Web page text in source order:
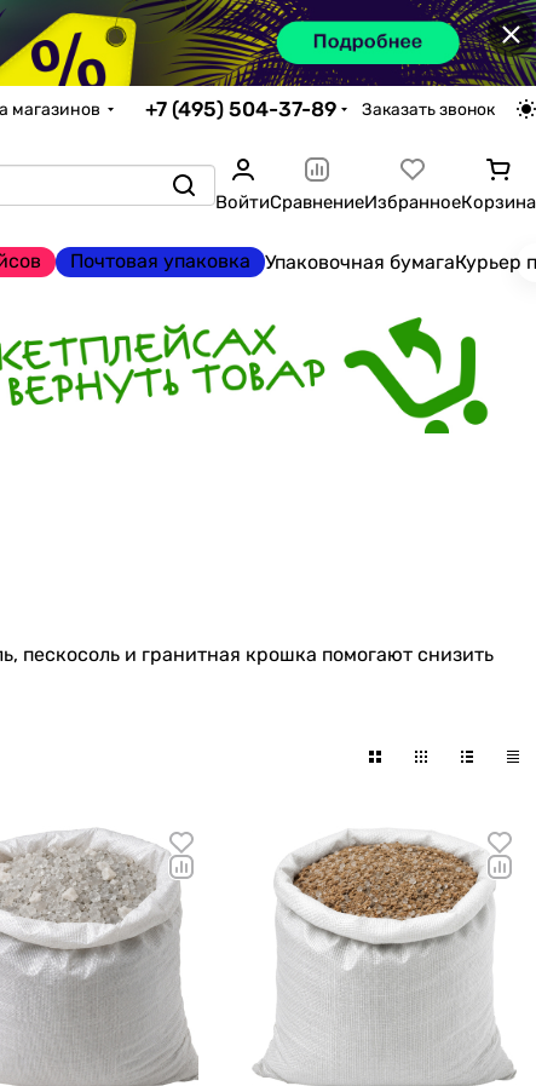
×
магазинов +7 (495) 504-37-89 Заказать звонок
ВойтиСравнениеИзбранноеКорзина
Почтовая упаковка Упаковочная бумагаКурьер
пескосоль и гранитная крошка помогают снизить